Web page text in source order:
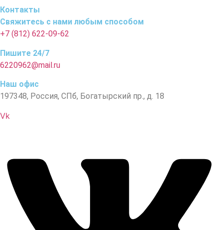
Контакты
Свяжитесь с нами любым способом
+7 (812) 622-09-62
Пишите 24/7
6220962@mail.ru
Наш офис
197348, Россия, СПб, Богатырский пр., д. 18
Vk